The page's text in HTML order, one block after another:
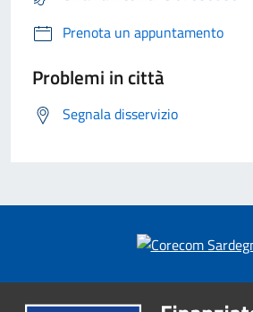
Prenota un appuntamento
Problemi in città
Segnala disservizio